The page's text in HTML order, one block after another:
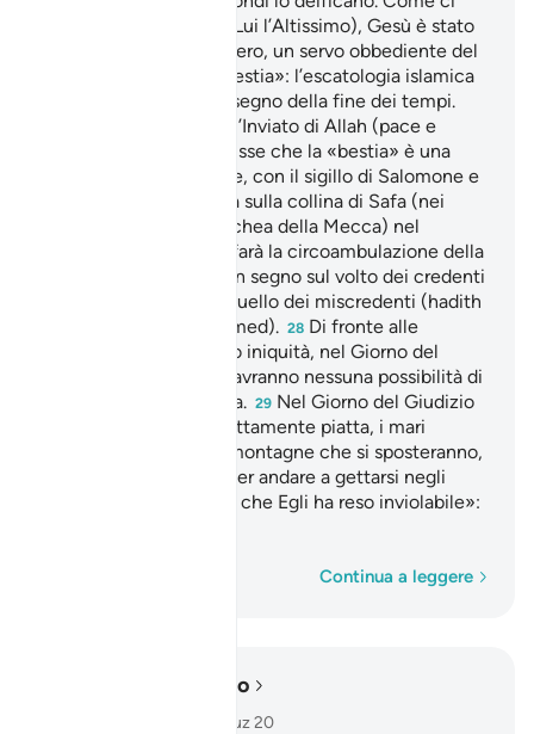
insegna Allah (gloria a Lui l’Altissimo), Gesù è stato
un Giusto, un Messaggero, un servo obbediente del
«una bestia»: l’escatologia islamica
afferma trattarsi di un segno della fine dei tempi.
Abû Hurayra riferì che l’Inviato di Allah (pace e
benedizioni su di lui) disse che la «bestia» è una
creatura mostruosa che, con il sigillo di Salomone e
il bastone di Mosè, sarà sulla collina di Safa (nei
pressi della Santa Moschea della Mecca) nel
momento in cui Gesù farà la circoambulazione della
Ka’ba. La bestia porrà un segno sul volto dei credenti
e un altro, diverso, su quello dei miscredenti (hadith
riportato dall’imam Ahmed). 28 Di fronte alle
contestazioni delle loro iniquità, nel Giorno del
Giudizio i dannati non avranno nessuna possibilità di
argomentare una difesa. 29 Nel Giorno del Giudizio
la terra diventerà perfettamente piatta, i mari
saranno colmati dalle montagne che si sposteranno,
filando come nuvole, per andare a gettarsi negli
«questa città che Egli ha reso inviolabile»:
Continua a leggere
Leggere nel contesto
Capitolo 27, Pagina 385, Juz 20